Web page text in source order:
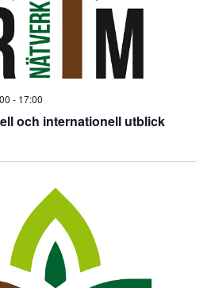
och internationell utblick
- 17:00